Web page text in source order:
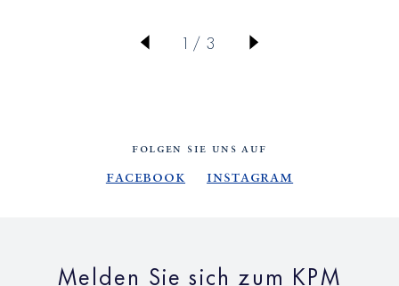
1 / von
3
FOLGEN SIE UNS AUF
Facebook Instagram
Melden Sie sich zum KPM